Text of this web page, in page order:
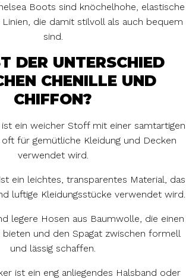
Boots sind knöchelhohe, elastische
die damit stilvoll als auch bequem
sind.
DER UNTERSCHIED
CHENILLE UND
CHIFFON?
ist ein weicher Stoff mit einer samtartigen
für gemütliche Kleidung und Decken
verwendet wird.
ein leichtes, transparentes Material, das
luftige Kleidungsstücke verwendet wird.
legere Hosen aus Baumwolle, die einen
bieten und den Spagat zwischen formell
und lässig schaffen.
ist ein eng anliegendes Halsband oder